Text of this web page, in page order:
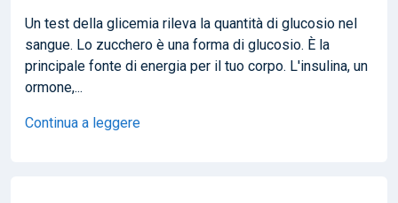
Un test della glicemia rileva la quantità di glucosio nel
sangue. Lo zucchero è una forma di glucosio. È la
principale fonte di energia per il tuo corpo. L'insulina, un
ormone,...
Continua a leggere